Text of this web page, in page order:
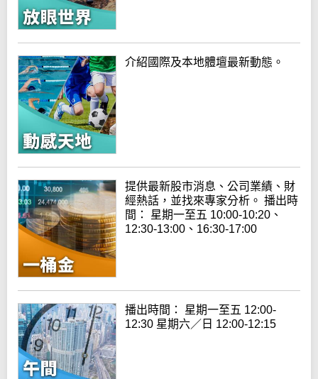
介紹國際及本地體壇最新動態。
提供最新股市消息、公司業績、財
經熱話，並找來專家分析。 播出時
間： 星期一至五 10:00-10:20、
12:30-13:00、16:30-17:00
播出時間： 星期一至五 12:00-
12:30 星期六／日 12:00-12:15